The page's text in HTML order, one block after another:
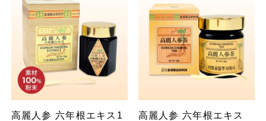
高麗人参 六年根エキス1
高麗人参 六年根エキス